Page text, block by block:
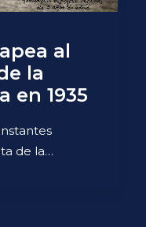
al
la
en 1935
de la…